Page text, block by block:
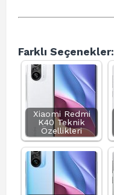
Farklı Seçenekler:
Xiaomi Redmi
K40 Teknik
Özellikleri